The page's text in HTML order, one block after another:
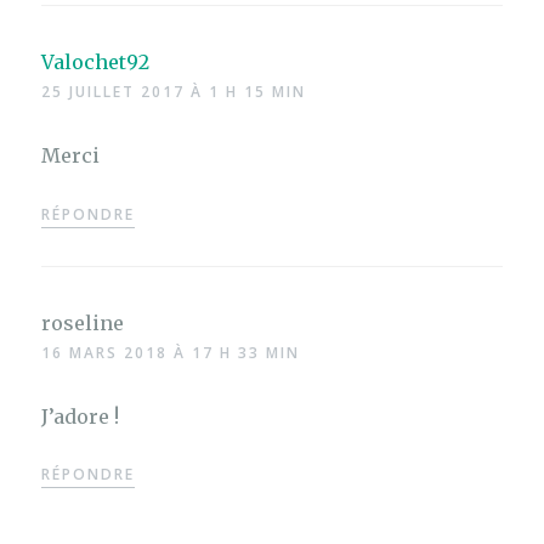
Valochet92
25 JUILLET 2017 À 1 H 15 MIN
Merci
RÉPONDRE
roseline
16 MARS 2018 À 17 H 33 MIN
J’adore !
RÉPONDRE